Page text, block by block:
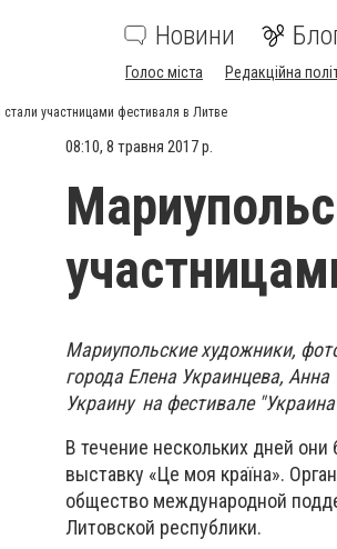
Новини
Голос міста Редакційна
участницами фестиваля в Литве
08:10, 8 травня 2017 р.
Мариупольские художники,
города Елена Украинцева,
Украину на фестивале"Украина
В течение нескольких дней
выставку «Це моя країна».
общество международной
Литовской республики.